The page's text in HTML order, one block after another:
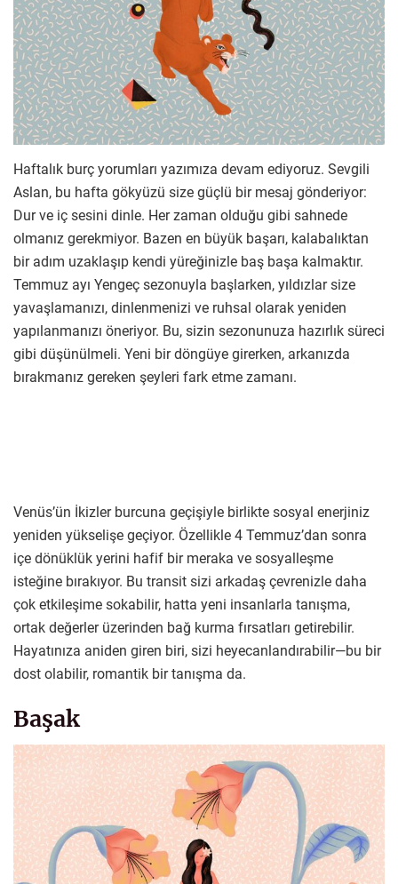
Haftalık burç yorumları yazımıza devam ediyoruz. Sevgili
Aslan, bu hafta gökyüzü size güçlü bir mesaj gönderiyor:
Dur ve iç sesini dinle. Her zaman olduğu gibi sahnede
olmanız gerekmiyor. Bazen en büyük başarı, kalabalıktan
bir adım uzaklaşıp kendi yüreğinizle baş başa kalmaktır.
Temmuz ayı Yengeç sezonuyla başlarken, yıldızlar size
yavaşlamanızı, dinlenmenizi ve ruhsal olarak yeniden
yapılanmanızı öneriyor. Bu, sizin sezonunuza hazırlık süreci
gibi düşünülmeli. Yeni bir döngüye girerken, arkanızda
bırakmanız gereken şeyleri fark etme zamanı.
Venüs’ün İkizler burcuna geçişiyle birlikte sosyal enerjiniz
yeniden yükselişe geçiyor. Özellikle 4 Temmuz’dan sonra
içe dönüklük yerini hafif bir meraka ve sosyalleşme
isteğine bırakıyor. Bu transit sizi arkadaş çevrenizle daha
çok etkileşime sokabilir, hatta yeni insanlarla tanışma,
ortak değerler üzerinden bağ kurma fırsatları getirebilir.
Hayatınıza aniden giren biri, sizi heyecanlandırabilir—bu bir
dost olabilir, romantik bir tanışma da.
Başak